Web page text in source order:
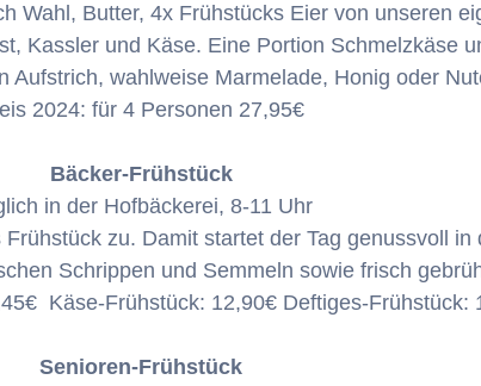
Wahl, Butter, 4x Frühstücks Eier von unseren
Kassler und Käse. Eine Portion Schmelzkäse
Aufstrich, wahlweise Marmelade, Honig oder
2024: für 4 Personen 27,95€
Bäcker-Frühstück
in der Hofbäckerei, 8-11 Uhr
zu. Damit startet der Tag genussvoll in
Schrippen und Semmeln sowie frisch
Käse-Frühstück: 12,90€ Deftiges-Frühstück:
Senioren-Frühstück